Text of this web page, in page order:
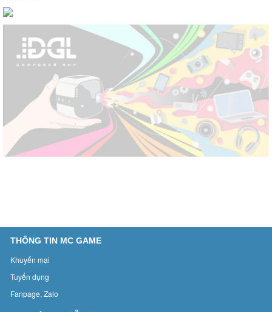
THÔNG TIN MC GAME
Khuyến mại
Tuyển dụng
Fanpage, Zalo